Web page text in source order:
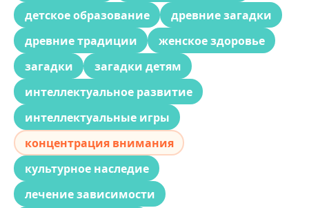
детское образование
древние загадки
древние традиции
женское здоровье
загадки
загадки детям
интеллектуальное развитие
интеллектуальные игры
концентрация внимания
культурное наследие
лечение зависимости